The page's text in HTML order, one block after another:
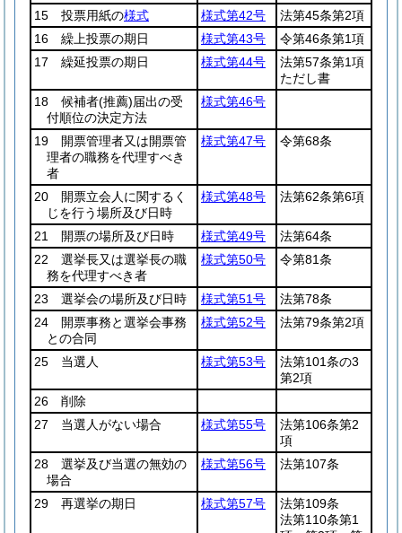
15 投票用紙の様式 様式第42号
法第45条第2項
16 繰上投票の期日
様式第43号
令第46条第1項
17 繰延投票の期日
様式第44号
法第57条第1項
ただし書
18 候補者(推薦)届出の受
付順位の決定方法
様式第46号
19 開票管理者又は開票管
理者の職務を代理すべき
者
様式第47号 令第68条
20 開票立会人に関するく
じを行う場所及び日時
様式第48号 法第62条第6項
21 開票の場所及び日時 様式第49号
法第64条
22 選挙長又は選挙長の職
務を代理すべき者
様式第50号 令第81条
23 選挙会の場所及び日時 様式第51号
法第78条
24 開票事務と選挙会事務
との合同
様式第52号 法第79条第2項
25 当選人 様式第53号
法第101条の3
第2項
26 削除
27 当選人がない場合
様式第55号
法第106条第2
項
28 選挙及び当選の無効の
場合
様式第56号 法第107条
29 再選挙の期日 様式第57号
法第109条
法第110条第1